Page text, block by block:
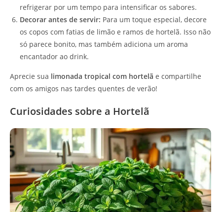
refrigerar por um tempo para intensificar os sabores.
Decorar antes de servir: Para um toque especial, decore
os copos com fatias de limão e ramos de hortelã. Isso não
só parece bonito, mas também adiciona um aroma
encantador ao drink.
Aprecie sua limonada tropical com hortelã e compartilhe
com os amigos nas tardes quentes de verão!
Curiosidades sobre a Hortelã